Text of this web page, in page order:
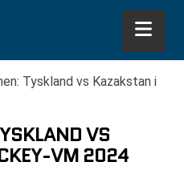
Tyskland vs Kazakstan i
VS
VM 2024